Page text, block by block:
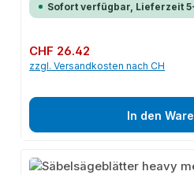
Sofort verfügbar, Lieferzeit
Regulärer Preis:
CHF 26.42
zzgl. Versandkosten nach CH
In den